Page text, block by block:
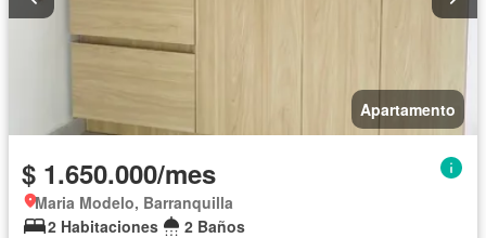
Apartamento
$ 1.650.000/mes
Maria Modelo, Barranquilla
2 Habitaciones
2 Baños